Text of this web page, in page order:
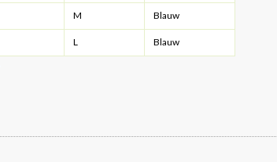
M Blauw
L
Blauw